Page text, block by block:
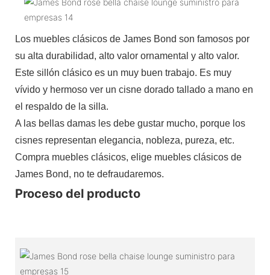
Los muebles clásicos de James Bond son famosos por
su alta durabilidad, alto valor ornamental y alto valor.
Este sillón clásico es un muy buen trabajo. Es muy
vívido y hermoso ver un cisne dorado tallado a mano en
el respaldo de la silla.
A las bellas damas les debe gustar mucho, porque los
cisnes representan elegancia, nobleza, pureza, etc.
Compra muebles clásicos, elige muebles clásicos de
James Bond, no te defraudaremos.
Proceso del producto